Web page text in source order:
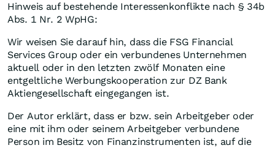
Hinweis auf bestehende Interessenkonflikte nach § 34b
Abs. 1 Nr. 2 WpHG:
Wir weisen Sie darauf hin, dass die FSG Financial
Services Group oder ein verbundenes Unternehmen
aktuell oder in den letzten zwölf Monaten eine
entgeltliche Werbungskooperation zur DZ Bank
Aktiengesellschaft eingegangen ist.
Der Autor erklärt, dass er bzw. sein Arbeitgeber oder
eine mit ihm oder seinem Arbeitgeber verbundene
Person im Besitz von Finanzinstrumenten ist, auf die